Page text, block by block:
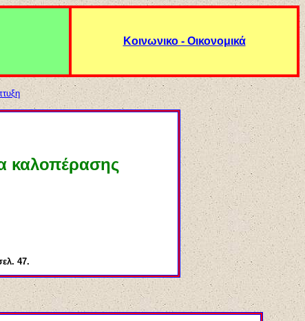
Κοινωνικο - Οικονομικά
καλοπέρασης
47.